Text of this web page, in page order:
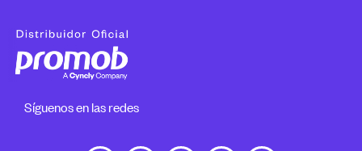
Síguenos en las redes